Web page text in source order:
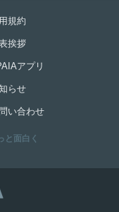
規約
挨拶
アプリ
らせ
い合わせ
と面白く